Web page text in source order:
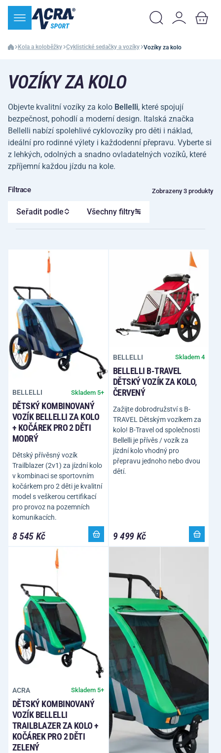
Kola a koloběžky Cyklistické sedačky a vozíky Vozíky za kolo
VOZÍKY ZA KOLO
Objevte kvalitní vozíky za kolo Bellelli, které spojují
bezpečnost, pohodlí a moderní design. Italská značka
Bellelli nabízí spolehlivé cyklovozíky pro děti i náklad,
ideální pro rodinné výlety i každodenní přepravu. Vyberte si
z lehkých, odolných a snadno ovladatelných vozíků, které
zpříjemní každou jízdu na kole.
Filtrace Zobrazeny 3 produkty
Všechny filtry
Seřadit podle
BELLELLI Skladem 5+
DĚTSKÝ KOMBINOVANÝ
VOZÍK BELLELLI ZA KOLO
+ KOČÁREK PRO 2 DĚTI
MODRÝ
Dětský přívěsný vozík
Trailblazer (2v1) za jízdní kolo
v kombinaci se sportovním
kočárkem pro 2 děti je kvalitní
model s veškerou certifikací
pro provoz na pozemních
komunikacích.
8 545 Kč
BELLELLI Skladem 4
BELLELLI B-TRAVEL
DĚTSKÝ VOZÍK ZA KOLO,
ČERVENÝ
Zažijte dobrodružství s B-
TRAVEL Dětským vozíkem za
kolo! B-Travel od společnosti
Bellelli je přívěs / vozík za
jízdní kolo vhodný pro
přepravu jednoho nebo dvou
dětí.
9 499 Kč
ACRA Skladem 5+
DĚTSKÝ KOMBINOVANÝ
VOZÍK BELLELLI
TRAILBLAZER ZA KOLO +
KOČÁREK PRO 2 DĚTI
ZELENÝ